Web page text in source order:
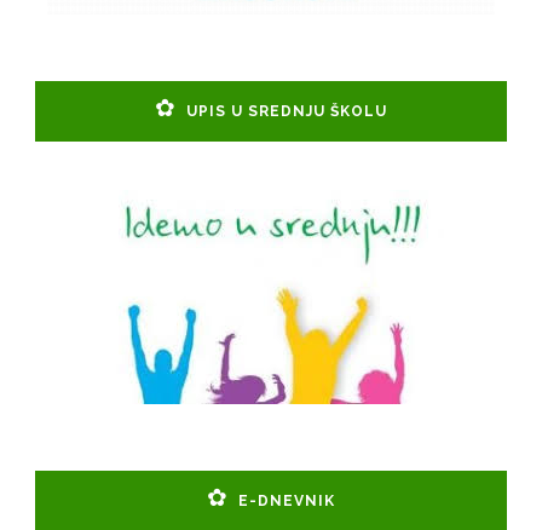
UPIS U SREDNJU ŠKOLU
E-DNEVNIK